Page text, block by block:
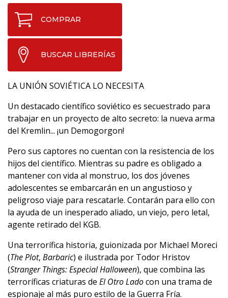
COMPRAR
BUSCAR LIBRERÍAS
LA UNIÓN SOVIÉTICA LO NECESITA
Un destacado científico soviético es secuestrado para
trabajar en un proyecto de alto secreto: la nueva arma
del Kremlin... ¡un Demogorgon!
Pero sus captores no cuentan con la resistencia de los
hijos del científico. Mientras su padre es obligado a
mantener con vida al monstruo, los dos jóvenes
adolescentes se embarcarán en un angustioso y
peligroso viaje para rescatarle. Contarán para ello con
la ayuda de un inesperado aliado, un viejo, pero letal,
agente retirado del KGB.
Una terrorífica historia, guionizada por Michael Moreci
(The Plot, Barbaric) e ilustrada por Todor Hristov
(Stranger Things: Especial Halloween), que combina las
terroríficas criaturas de El Otro Ladocon una trama de
espionaje al más puro estilo de la Guerra Fría.